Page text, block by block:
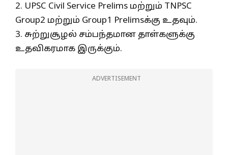
2. UPSC Civil Service Prelims மற்றும் TNPSC
Group2 மற்றும் Group1 Prelimsக்கு உதவும்.
3. சுற்றுசூழல் சம்பந்தமான தாள்களுக்கு
உதவிகரமாக இருக்கும்.
ADVERTISEMENT